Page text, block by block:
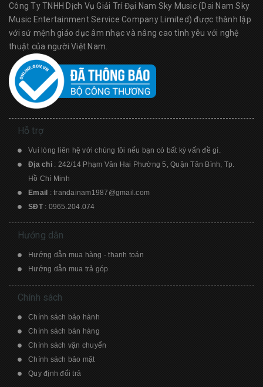
Công Ty TNHH Dịch Vụ Giải Trí Đại Nam Sky Music (Dai Nam Sky
Music Entertainment Service Company Limited) được thành lập
với sứ mệnh giáo dục âm nhạc và nâng cao tình yêu với nghệ
thuật của người Việt Nam.
Hỗ trợ
Vui lòng liên hệ với chúng tôi nếu bạn có bất kỳ vấn đề gì.
Địa chỉ : 242/14 Phạm Văn Hai Phường 5, Quận Tân Bình, Tp.
Hồ Chí Minh
Email : trandainam1987@gmail.com
SĐT : 0965.204.074
Hướng dẫn
Hướng dẫn mua hàng - thanh toán
Hướng dẫn mua trả góp
Chính sách
Chính sách bảo hành
Chính sách bán hàng
Chính sách vận chuyển
Chính sách bảo mật
Quy định đổi trả